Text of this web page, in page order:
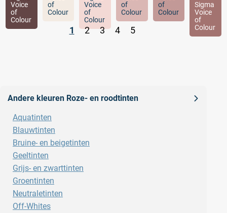
Voice
of
Colour
of
Colour
Voice
of
Colour
of
Colour
of
Colour
Sigma
Voice
of
Colour
1 2 3 4 5
Andere kleuren Roze- en roodtinten
Aquatinten
Blauwtinten
Bruine- en beigetinten
Geeltinten
Grijs- en zwarttinten
Groentinten
Neutraletinten
Off-Whites